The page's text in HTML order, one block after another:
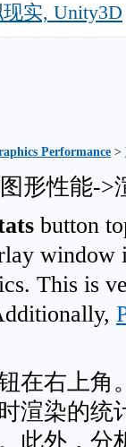
实, Unity3D
Performance >
形性能->
button
window
This is
在右上角
渲染的统
此外，分